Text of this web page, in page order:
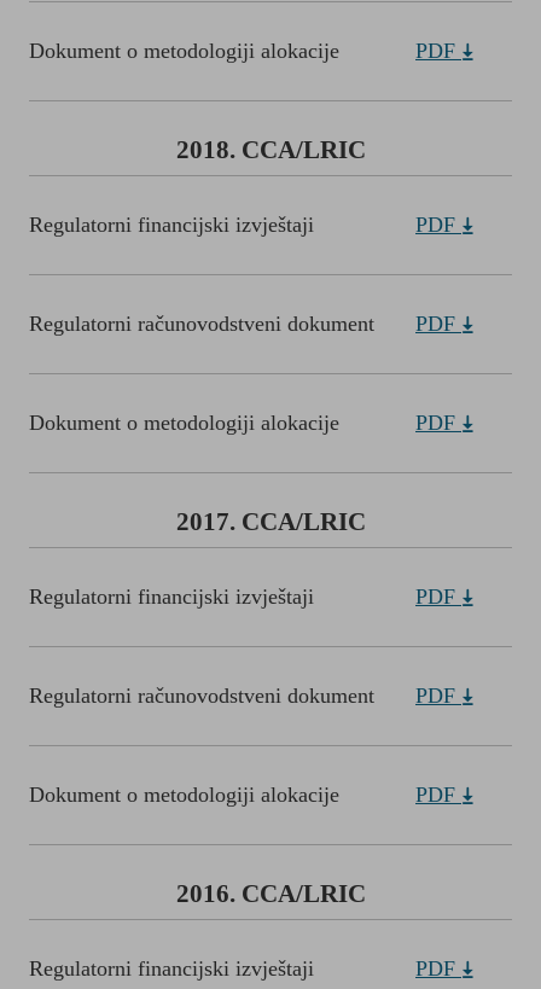
Dokument o metodologiji alokacije PDF
2018. CCA/LRIC
Regulatorni financijski izvještaji PDF
Regulatorni računovodstveni dokument PDF
Dokument o metodologiji alokacije PDF
2017. CCA/LRIC
Regulatorni financijski izvještaji PDF
Regulatorni računovodstveni dokument PDF
Dokument o metodologiji alokacije PDF
2016. CCA/LRIC
Regulatorni financijski izvještaji PDF